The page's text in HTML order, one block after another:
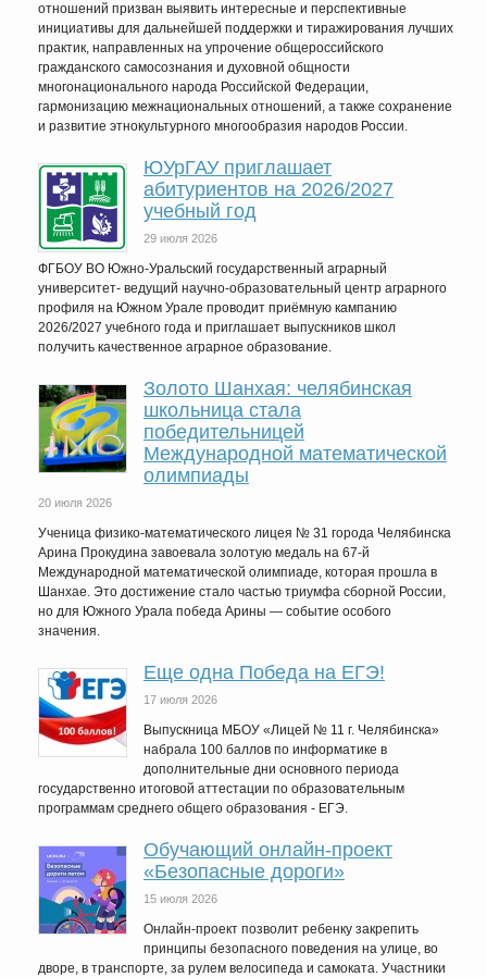
отношений призван выявить интересные и перспективные
инициативы для дальнейшей поддержки и тиражирования лучших
практик, направленных на упрочение общероссийского
гражданского самосознания и духовной общности
многонационального народа Российской Федерации,
гармонизацию межнациональных отношений, а также сохранение
и развитие этнокультурного многообразия народов России.
ЮУрГАУ приглашает
абитуриентов на 2026/2027
учебный год
29 июля 2026
ФГБОУ ВО Южно-Уральский государственный аграрный
университет- ведущий научно-образовательный центр аграрного
профиля на Южном Урале проводит приёмную кампанию
2026/2027 учебного года и приглашает выпускников школ
получить качественное аграрное образование.
Золото Шанхая: челябинская
школьница стала
победительницей
Международной математической
олимпиады
20 июля 2026
Ученица физико-математического лицея № 31 города Челябинска
Арина Прокудина завоевала золотую медаль на 67-й
Международной математической олимпиаде, которая прошла в
Шанхае. Это достижение стало частью триумфа сборной России,
но для Южного Урала победа Арины — событие особого
значения.
Еще одна Победа на ЕГЭ!
17 июля 2026
Выпускница МБОУ «Лицей № 11 г. Челябинска»
набрала 100 баллов по информатике в
дополнительные дни основного периода
государственно итоговой аттестации по образовательным
программам среднего общего образования - ЕГЭ.
Обучающий онлайн-проект
«Безопасные дороги»
15 июля 2026
Онлайн-проект позволит ребенку закрепить
принципы безопасного поведения на улице, во
дворе, в транспорте, за рулем велосипеда и самоката. Участники